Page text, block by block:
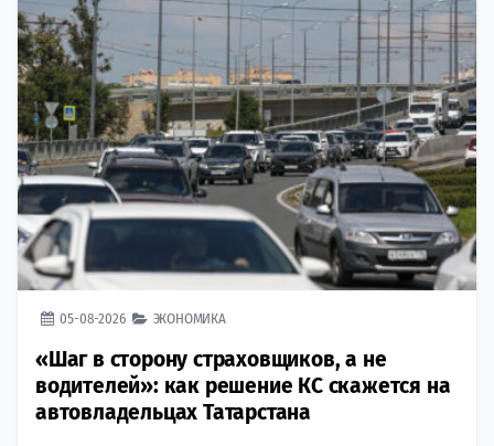
05-08-2026 ЭКОНОМИКА
«Шаг в сторону страховщиков, а не
водителей»: как решение КС скажется на
автовладельцах Татарстана